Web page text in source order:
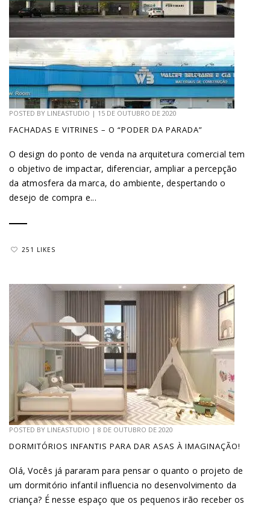
POSTED BY LINEASTUDIO | 15 DE OUTUBRO DE 2020
FACHADAS E VITRINES – O “PODER DA PARADA”
O design do ponto de venda na arquitetura comercial tem
o objetivo de impactar, diferenciar, ampliar a percepção
da atmosfera da marca, do ambiente, despertando o
desejo de compra e...
251 LIKES
POSTED BY LINEASTUDIO | 8 DE OUTUBRO DE 2020
DORMITÓRIOS INFANTIS PARA DAR ASAS À IMAGINAÇÃO!
Olá, Vocês já pararam para pensar o quanto o projeto de
um dormitório infantil influencia no desenvolvimento da
criança? É nesse espaço que os pequenos irão receber os